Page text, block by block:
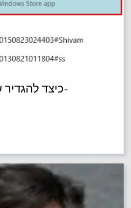
כיצד